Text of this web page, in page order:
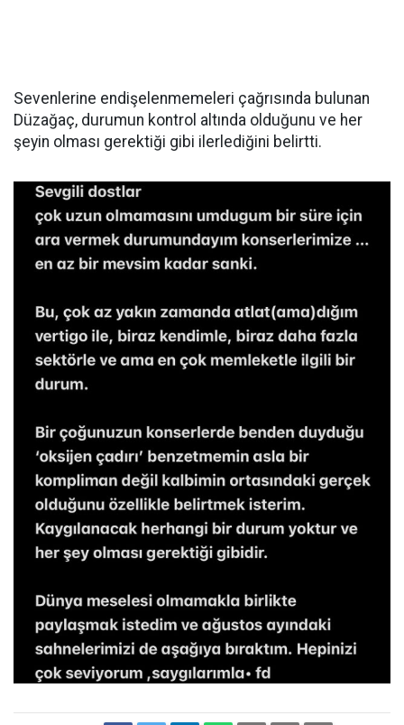
Sevenlerine endişelenmemeleri çağrısında bulunan
Düzağaç, durumun kontrol altında olduğunu ve her
şeyin olması gerektiği gibi ilerlediğini belirtti.